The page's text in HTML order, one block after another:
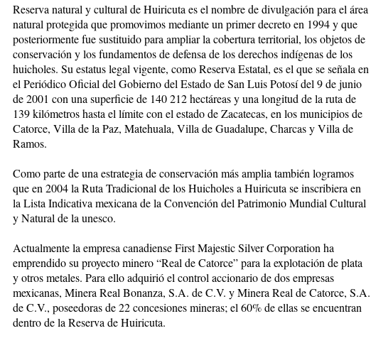
Reserva natural y cultural de Huiricuta es el nombre de divulgación para el área
natural protegida que promovimos mediante un primer decreto en 1994 y que
posteriormente fue sustituido para ampliar la cobertura territorial, los objetos de
conservación y los fundamentos de defensa de los derechos indígenas de los
huicholes. Su estatus legal vigente, como Reserva Estatal, es el que se señala en
el Periódico Oficial del Gobierno del Estado de San Luis Potosí del 9 de junio
de 2001 con una superficie de 140 212 hectáreas y una longitud de la ruta de
139 kilómetros hasta el límite con el estado de Zacatecas, en los municipios de
Catorce, Villa de la Paz, Matehuala, Villa de Guadalupe, Charcas y Villa de
Ramos.
Como parte de una estrategia de conservación más amplia también logramos
que en 2004 la Ruta Tradicional de los Huicholes a Huiricuta se inscribiera en
la Lista Indicativa mexicana de la Convención del Patrimonio Mundial Cultural
y Natural de la unesco.
Actualmente la empresa canadiense First Majestic Silver Corporation ha
emprendido su proyecto minero “Real de Catorce” para la explotación de plata
y otros metales. Para ello adquirió el control accionario de dos empresas
mexicanas, Minera Real Bonanza, S.A. de C.V. y Minera Real de Catorce, S.A.
de C.V., poseedoras de 22 concesiones mineras; el 60% de ellas se encuentran
dentro de la Reserva de Huiricuta.